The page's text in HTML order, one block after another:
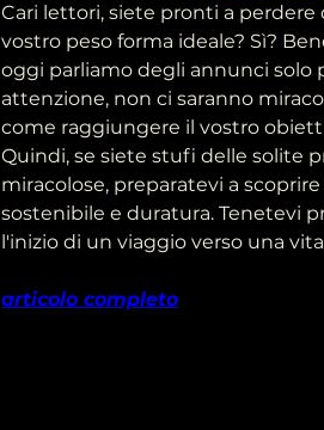
Cari lettori, siete pronti a
vostro peso forma ideale? Sì?
oggi parliamo degli annunci solo
attenzione, non ci saranno
come raggiungere il vostro
Quindi, se siete stufi delle solite
miracolose, preparatevi a
sostenibile e duratura. Tenetevi
l'inizio di un viaggio verso una
articolo completo